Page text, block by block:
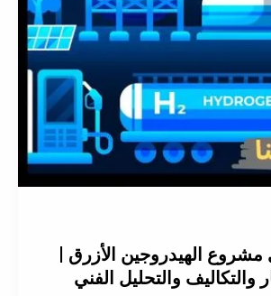
الهيدروجين الأزرق |
والتكاليف والتحليل الفني